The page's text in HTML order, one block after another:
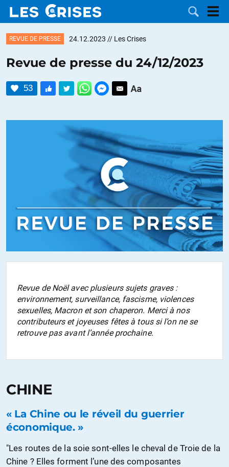
LES
REVUE DE PRESSE 24.12.2023 // Les Crises
Revue de presse du 24/12/2023
53
Revue de Noël avec plusieurs sujets graves :
environnement, surveillance, fascisme, violences
sexuelles, Macron et son chaperon. Merci à nos
contributeurs et joyeuses fêtes à tous si l’on ne se
retrouve pas avant l’année prochaine.
CHINE
« La Chine ou le réveil du guerrier
économique. »
"Les routes de la soie sont-elles le cheval de Troie de la
Chine ? Elles forment l’une des composantes